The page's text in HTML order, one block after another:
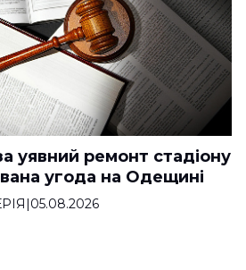
уявний ремонт стадіону
угода на Одещині
|05.08.2026